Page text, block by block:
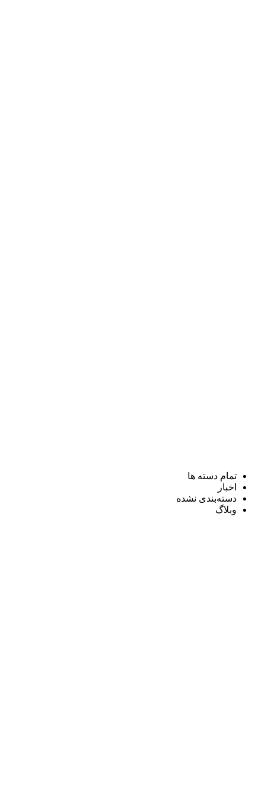
تمام دسته ها
اخبار
دسته‌بندی نشده
وبلاگ